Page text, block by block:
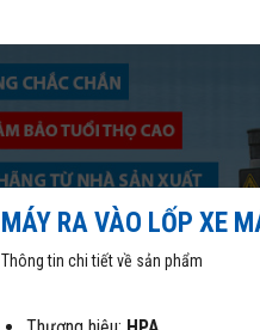
MÁY RA VÀO LỐP XE
Thông tin chi tiết về sản phẩm